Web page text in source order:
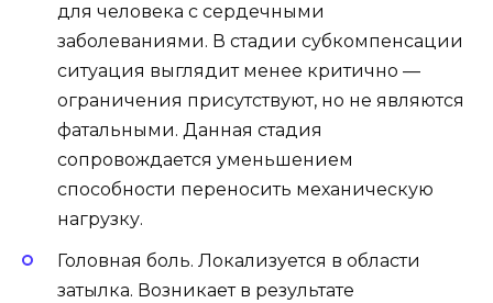
для человека с сердечными
заболеваниями. В стадии субкомпенсации
ситуация выглядит менее критично —
ограничения присутствуют, но не являются
фатальными. Данная стадия
сопровождается уменьшением
способности переносить механическую
нагрузку.
Головная боль. Локализуется в области
затылка. Возникает в результате